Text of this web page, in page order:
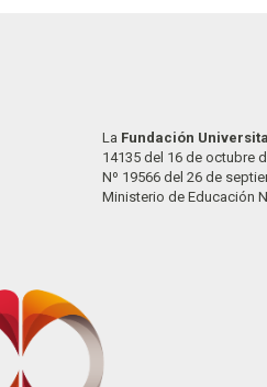
La Fundación
14135 del 16 de octubre
Nº 19566 del 26 de
Ministerio de Educación